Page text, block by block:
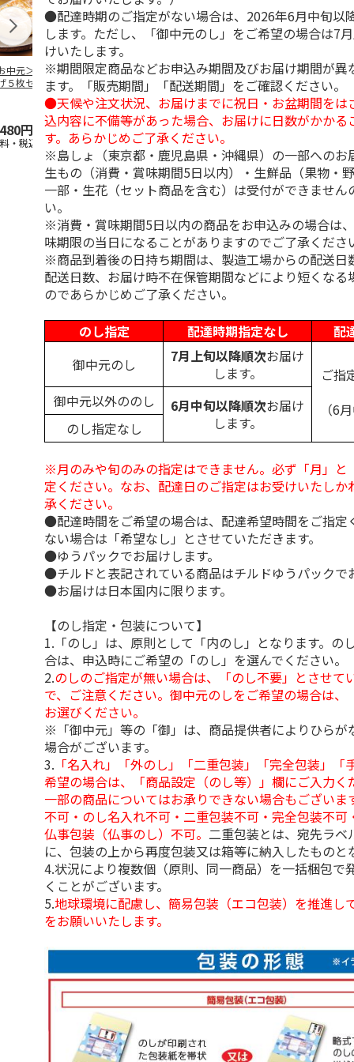
中元＞栃尾の油
５枚セット
円
・税込)
生ゆばと豆乳入りお
ぼろ豆腐セット
2,980円
(送料・税込)
＜森永＞絹とうふア
ソート 各１２丁
4.6（5）
4,850円
(送料・税込)
＜森永＞絹
っかり ２４
5.0（3）
4,850円
●配達時期のご指定がない場合は、2026年6月中旬以
します。ただし、「御中元のし」をご希望の場合は7
けいたします。
※期間限定商品などお申込み期間及びお届け期間が異
ます。「販売期間」「配送期間」をご確認ください。
●天候や注文状況、お届けまでに祝日・お盆期間をは
込内容に不備等があった場合、お届けに日数がかかる
す。あらかじめご了承ください。
※島しょ（東京都・鹿児島県・沖縄県）の一部へのお
生もの（消費・賞味期間5日以内）・生鮮品（果物・
一部・生花（セット商品を含む）は受付ができません
い。
※消費・賞味期間5日以内の商品をお申込みの場合は
味期限の当日になることがありますのでご了承くださ
※商品到着後の日持ち期間は、製造工場からの配送日
配送日数、お届け時不在保管期間などにより短くなる
のであらかじめご了承ください。
のし指定
配達時期指定なし
配
御中元のし
7月上旬以降順次お届け
します。
ご指
（6
御中元以外ののし 6月中旬以降順次お届け
します。
のし指定なし
※月のみや旬のみの指定はできません。必ず「月」と
定ください。なお、配達日のご指定はお受けいたしか
承ください。
●配達時間をご希望の場合は、配達希望時間をご指定
ない場合は「希望なし」とさせていただきます。
●ゆうパックでお届けします。
●チルドと表記されている商品はチルドゆうパックで
●お届けは日本国内に限ります。
【のし指定・包装について】
1.「のし」は、原則として「内のし」となります。の
合は、申込時にご希望の「のし」を選んでください。
2.のしのご指定が無い場合は、「のし不要」とさせて
で、ご注意ください。御中元のしをご希望の場合は、
お選びください。
※「御中元」等の「御」は、商品提供者によりひらが
場合がございます。
3. 「名入れ」「外のし」「二重包装」「完全包装」「
希望の場合は、「商品設定（のし等）」欄にご入力く
一部の商品についてはお承りできない場合もございま
不可・のし名入れ不可・二重包装不可・完全包装不可
仏事包装（仏事のし）不可。 二重包装とは、宛先ラベ
に、包装の上から再度包装又は箱等に納入したものと
4.状況により複数個（原則、同一商品）を一括梱包で
くことがございます。
5.地球環境に配慮し、簡易包装（エコ包装）を推進し
をお願いいたします。